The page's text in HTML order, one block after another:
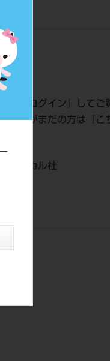
ログイン 』してご
登録がまだの方は『
こ
ディカル社